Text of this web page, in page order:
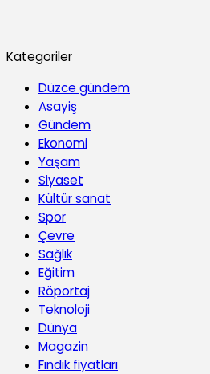
Kategoriler
Düzce gündem
Asayiş
Gündem
Ekonomi
Yaşam
Siyaset
Kültür sanat
Spor
Çevre
Sağlık
Eğitim
Röportaj
Teknoloji
Dünya
Magazin
Fındık fiyatları